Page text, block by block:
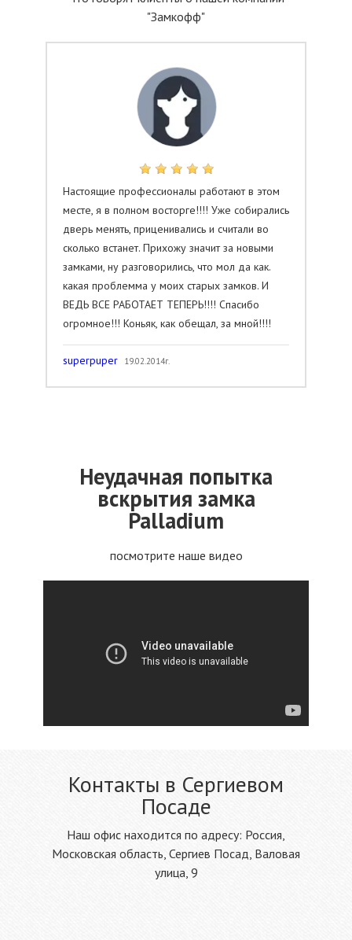
"Замкофф"
Настоящие профессионалы работают в этом
месте, я в полном восторге!!!! Уже собирались
дверь менять, приценивались и считали во
сколько встанет. Прихожу значит за новыми
замками, ну разговорились, что мол да как.
какая проблемма у моих старых замков. И
ВЕДЬ ВСЕ РАБОТАЕТ ТЕПЕРЬ!!!! Спасибо
огромное!!! Коньяк, как обещал, за мной!!!!
superpuper 19.02.2014г.
Неудачная попытка
вскрытия замка
Palladium
посмотрите наше видео
Контакты в Сергиевом
Посаде
Наш офис находится по адресу: Россия,
Московская область, Сергиев Посад, Валовая
улица, 9